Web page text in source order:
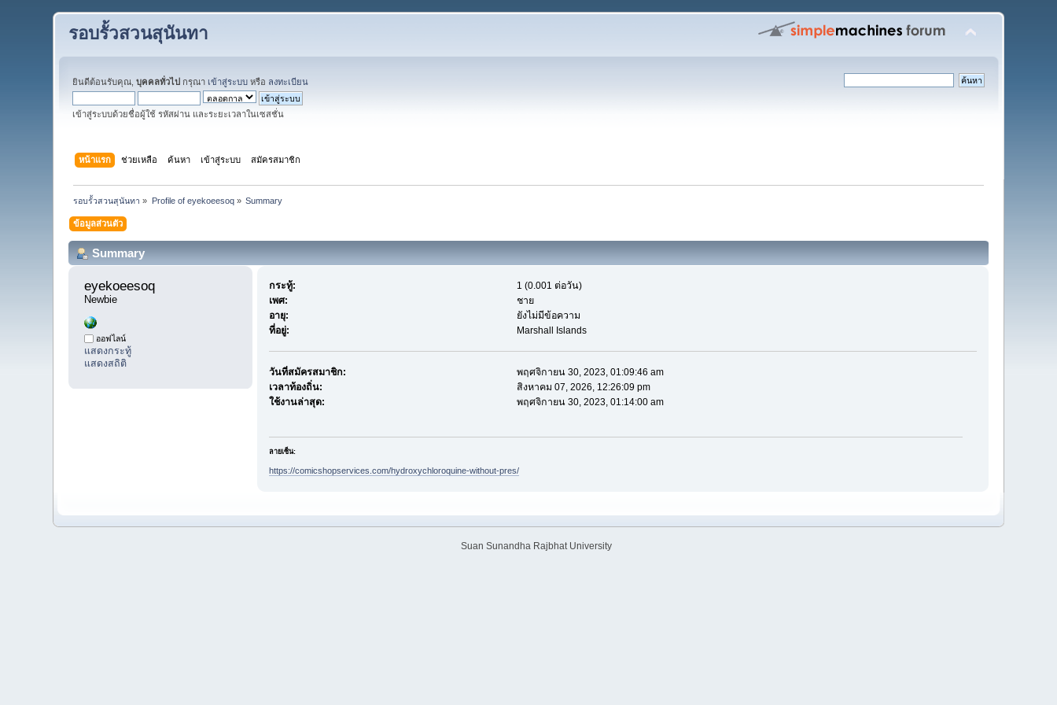
รอบรั้วสวนสุนันทา
ยินดีต้อนรับคุณ,บุคคลทั่วไป กรุณา เข้าสู่ระบบ หรือ ลงทะเบียน
เข้าสู่ระบบด้วยชื่อผู้ใช้ รหัสผ่าน และระยะเวลาในเซสชั่น
หน้าแรก ช่วยเหลือ ค้นหา เข้าสู่ระบบ สมัครสมาชิก
รอบรั้วสวนสุนันทา » Profile of eyekoeesoq» Summary
ข้อมูลส่วนตัว
Summary
eyekoeesoq
Newbie
ออฟไลน์
แสดงกระทู้
แสดงสถิติ
กระทู้:
1 (0.001 ต่อวัน)
เพศ:
ชาย
อายุ:
ยังไม่มีข้อความ
ที่อยู่:
Marshall Islands
วันที่สมัครสมาชิก:
พฤศจิกายน 30, 2023, 01:09:46 am
เวลาท้องถิ่น:
สิงหาคม 07, 2026, 12:26:09 pm
ใช้งานล่าสุด:
พฤศจิกายน 30, 2023, 01:14:00 am
ลายเซ็น:
https://comicshopservices.com/hydroxychloroquine-without-pres/
Suan Sunandha Rajbhat University